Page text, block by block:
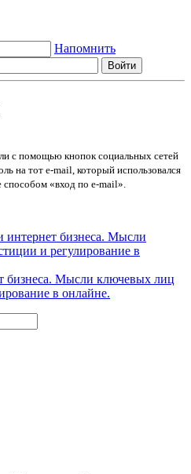
Напомнить
с помощью кнопок социальных сетей
на тот e-mail, который использовался
способом «вход по e-mail».
бизнеса. Мысли ключевых лиц
в онлайне.